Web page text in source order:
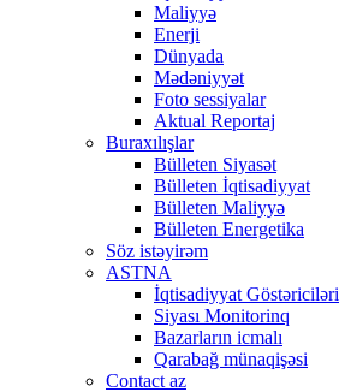
Maliyyə
Enerji
Dünyada
Mədəniyyət
Foto sessiyalar
Aktual Reportaj
Buraxılışlar
Bülleten Siyasət
Bülleten İqtisadiyyat
Bülleten Maliyyə
Bülleten Energetika
Söz istəyirəm
ASTNA
İqtisadiyyat Göstəriciləri
Siyası Monitorinq
Bazarların icmalı
Qarabağ münaqişəsi
Contact az